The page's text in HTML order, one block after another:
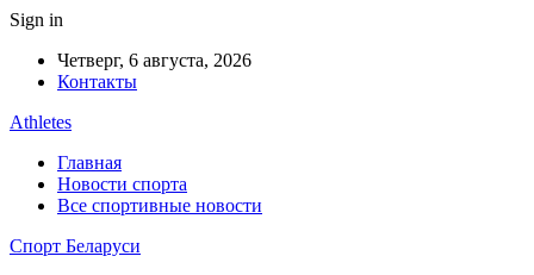
Sign in
Четверг, 6 августа, 2026
Контакты
Athletes
Главная
Новости спорта
Все спортивные новости
Спорт Беларуси